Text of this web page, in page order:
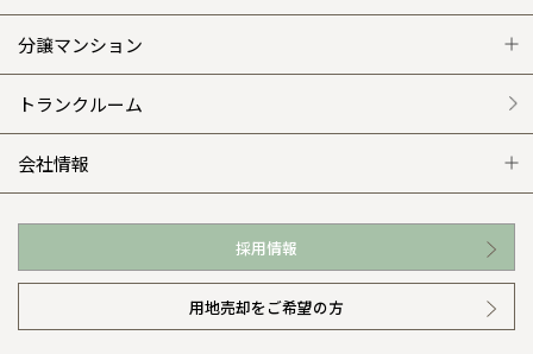
平屋の家
外観・インテリア集
WEB住宅展示場
お近くの展示場
イベント情報
リフォームの流れ
介護保険利用で快適リフォーム
カタログ請求（無料）
安心のサポートシステム
商品紹介
展示場案内
分譲マンション
分譲マンション トップ
ワザックとは
高い信頼性
安心の管理体制
トランクルーム
会社情報
会社情報 トップ
ニュースリリース
採用情報
用地売却をご希望の方